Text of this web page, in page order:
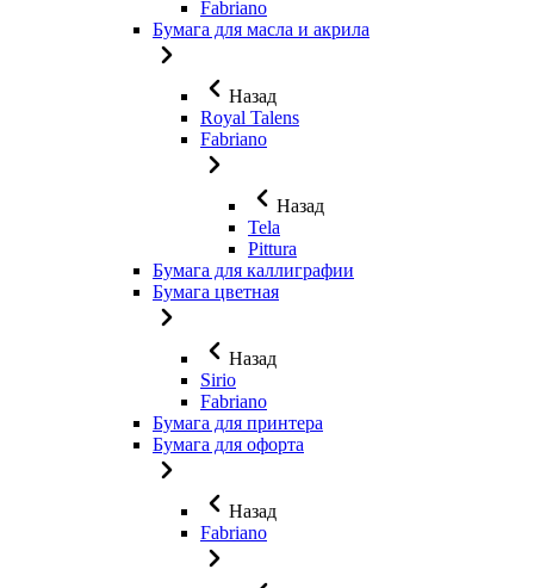
Fabriano
Бумага для масла и акрила
Назад
Royal Talens
Fabriano
Назад
Tela
Pittura
Бумага для каллиграфии
Бумага цветная
Назад
Sirio
Fabriano
Бумага для принтера
Бумага для офорта
Назад
Fabriano